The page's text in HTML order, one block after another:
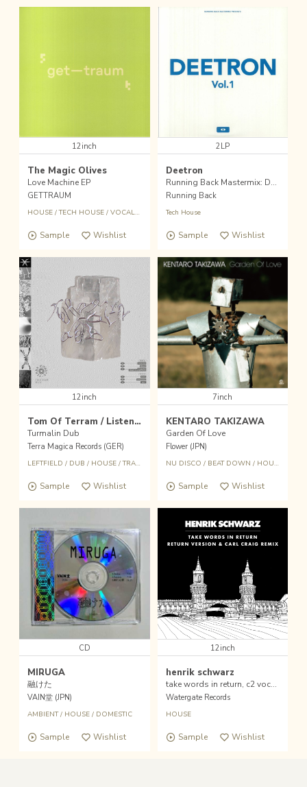
12inch
The Magic Olives
Love Machine EP
GETTRAUM
HOUSE/TECH HOUSE/ VOCAL HOUSE
Sample Wishlist
2LP
Deetron
Running Back Mastermix: Deetron
Running Back
Tech House
Sample Wishlist
12inch
Tom Of Terram / Listensport
Turmalin Dub
Terra Magica Records (GER)
LEFTFIELD / DUB / HOUSE/TRANCE
Sample Wishlist
7inch
KENTARO TAKIZAWA
Garden Of Love
Flower (JPN)
NU DISCO / BEAT DOWN / HOUSE
Sample Wishlist
CD
MIRUGA
融けた
VAIN堂 (JPN)
AMBIENT/ HOUSE/ DOMESTIC
Sample Wishlist
12inch
henrik schwarz
take words in return, c2 vocal remix(2025 repress)
Watergate Records
HOUSE
Sample Wishlist